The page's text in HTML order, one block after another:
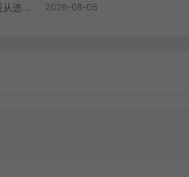
小红书虚拟产品14天实战变现营第七期，打通从选品、原创产品、内容引流到多渠道成交全链路 2026-08-05